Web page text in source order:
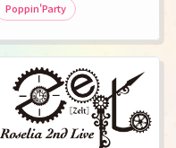
索
Poppin'Party